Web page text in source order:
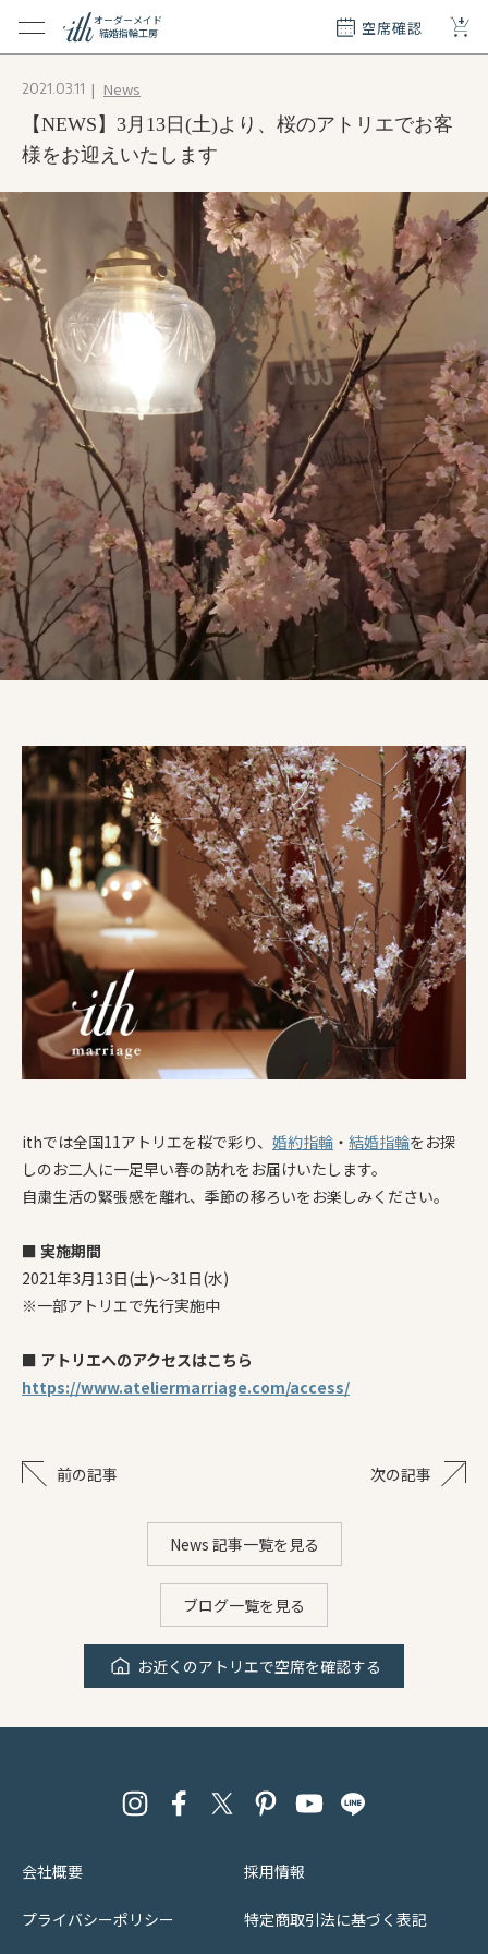
オーダーメイド
結婚指輪工房
空席確認 +
メイド
リー
問
2021.03.11 News
【NEWS】3月13日(土)より、桜のアトリエでお客
様をお迎えいたします
ithでは全国11アトリエを桜で彩り、 婚約指輪 ・ 結婚指輪をお探
しのお二人に一足早い春の訪れをお届けいたします。
自粛生活の緊張感を離れ、季節の移ろいをお楽しみください。
■ 実施期間
2021年3月13日(土)〜31日(水)
※一部アトリエで先行実施中
■ アトリエへのアクセスはこちら
https://www.ateliermarriage.com/access/
前の記事 次の記事
News 記事一覧を見る
ブログ一覧を見る
お近くのアトリエで空席を確認する
会社概要 採用情報
プライバシーポリシー 特定商取引法に基づく表記